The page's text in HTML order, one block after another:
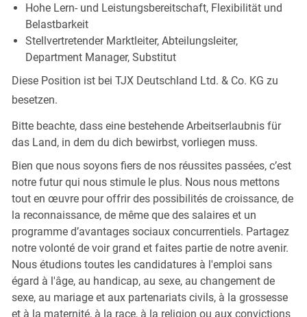
Hohe Lern- und Leistungsbereitschaft, Flexibilität und
Belastbarkeit
Stellvertretender Marktleiter, Abteilungsleiter,
Department Manager, Substitut
Diese Position ist bei TJX Deutschland Ltd. & Co. KG zu
besetzen.
Bitte beachte, dass eine bestehende Arbeitserlaubnis für
das Land, in dem du dich bewirbst, vorliegen muss.
Bien que nous soyons fiers de nos réussites passées, c’est
notre futur qui nous stimule le plus. Nous nous mettons
tout en œuvre pour offrir des possibilités de croissance, de
la reconnaissance, de même que des salaires et un
programme d’avantages sociaux concurrentiels. Partagez
notre volonté de voir grand et faites partie de notre avenir.
Nous étudions toutes les candidatures à l'emploi sans
égard à l'âge, au handicap, au sexe, au changement de
sexe, au mariage et aux partenariats civils, à la grossesse
et à la maternité, à la race, à la religion ou aux convictions